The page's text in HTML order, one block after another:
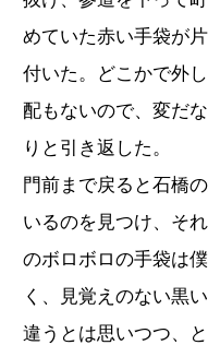
めていた赤い手袋が
付いた。どこかで外
配もないので、変だ
りと引き返した。
門前まで戻ると石橋
いるのを見つけ、そ
のボロボロの手袋は
く、見覚えのない黒
違うとは思いつつ、